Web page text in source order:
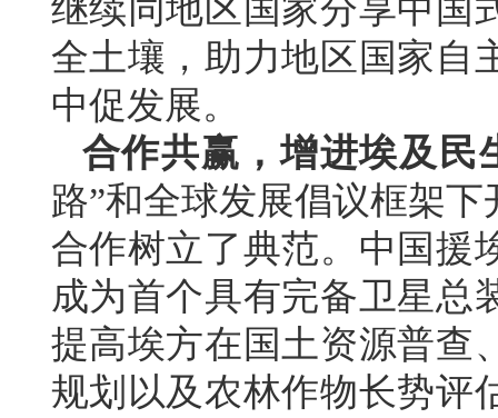
继续同地区国家分享中国
全土壤，助力地区国家自
中促发展。
合作共赢，增进埃及民
路”和全球发展倡议框架
合作树立了典范。中国援
成为首个具有完备卫星总
提高埃方在国土资源普查
规划以及农林作物长势评